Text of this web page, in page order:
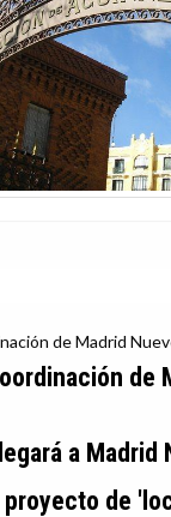
de
a Madrid
de